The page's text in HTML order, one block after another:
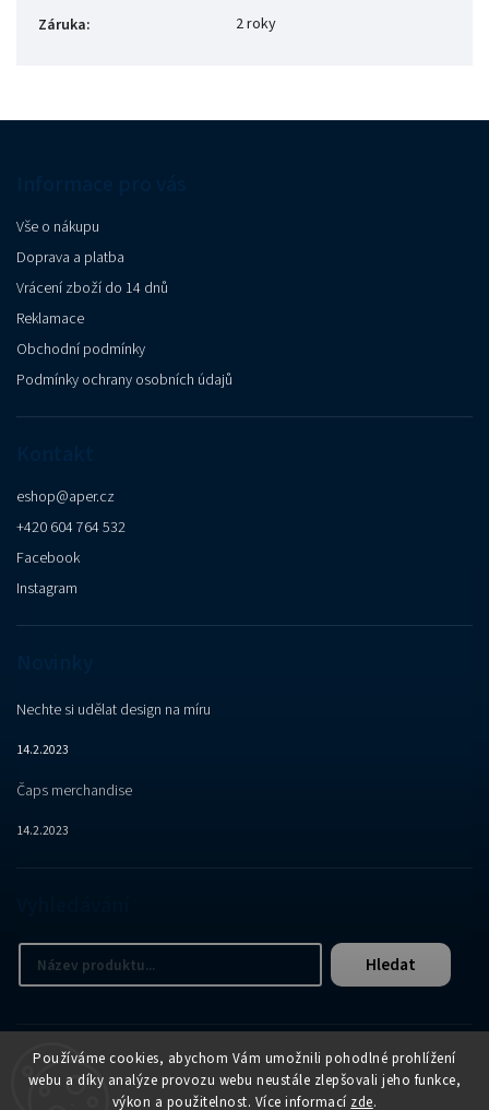
Používáme cookies, abychom Vám umožnili pohodlné prohlížení
webu a díky analýze provozu webu neustále zlepšovali jeho funkce,
výkon a použitelnost. Více informací zde.
Záruka: 2 roky
Vše o nákupu
Doprava a platba
Vrácení zboží do 14 dnů
Reklamace
Obchodní podmínky
Podmínky ochrany osobních údajů
eshop@aper.cz
+420 604 764 532
Facebook
Instagram
Nechte si udělat design na míru
14.2.2023
Čaps merchandise
14.2.2023
Hledat